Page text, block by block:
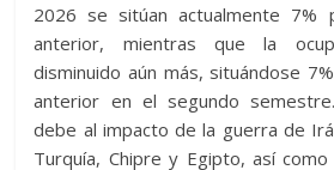
2026 se sitúan actualmente 7%
anterior, mientras que la
disminuido aún más, situándose
anterior en el segundo
debe al impacto de la guerra de
Turquía, Chipre y Egipto, así como